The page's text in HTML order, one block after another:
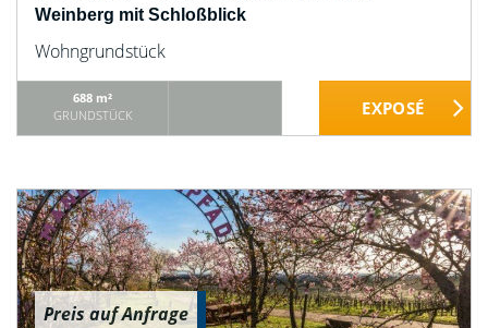
Weinberg mit Schloßblick
Wohngrundstück
688 m²
GRUNDSTÜCK
Preis auf Anfrage